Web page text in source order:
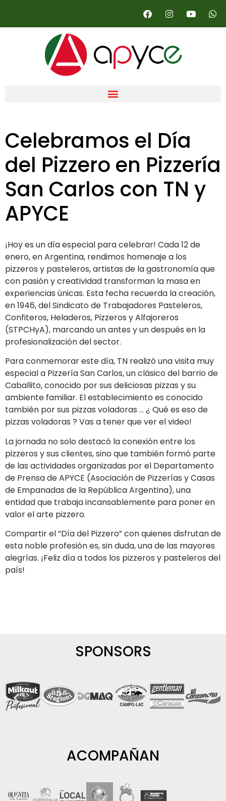
Celebramos el Día
del Pizzero en Pizzería
San Carlos con TN y
APYCE
¡Hoy es un día especial para celebrar! Cada 12 de
enero, en Argentina, rendimos homenaje a los
pizzeros y pasteleros, artistas de la gastronomía que
con pasión y creatividad transforman la masa en
experiencias únicas. Esta fecha recuerda la creación,
en 1946, del Sindicato de Trabajadores Pasteleros,
Confiteros, Heladeros, Pizzeros y Alfajoreros
(STPCHyA), marcando un antes y un después en la
profesionalización del sector.
Para conmemorar este día, TN realizó una visita muy
especial a Pizzería San Carlos, un clásico del barrio de
Caballito, conocido por sus deliciosas pizzas y su
ambiente familiar. El establecimiento es conocido
también por sus pizzas voladoras … ¿ Qué es eso de
pizzas voladoras ? Vas a tener que ver el video!
La jornada no solo destacó la conexión entre los
pizzeros y sus clientes, sino que también formó parte
de las actividades organizadas por el Departamento
de Prensa de APYCE (Asociación de Pizzerías y Casas
de Empanadas de la República Argentina), una
entidad que trabaja incansablemente para poner en
valor el arte pizzero.
Compartir el “Día del Pizzero” con quienes disfrutan de
esta noble profesión es, sin duda, una de las mayores
alegrías. ¡Feliz día a todos los pizzeros y pasteleros del
país!
SPONSORS
ACOMPAÑAN